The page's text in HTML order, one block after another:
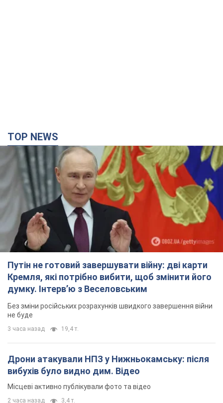
TOP NEWS
Путін не готовий завершувати війну: дві карти
Кремля, які потрібно вибити, щоб змінити його
думку. Інтерв’ю з Веселовським
Без зміни російських розрахунків швидкого завершення війни
не буде
3 часа назад 19,4 т.
Дрони атакували НПЗ у Нижньокамську: після
вибухів було видно дим. Відео
Місцеві активно публікували фото та відео
2 часа назад 3,4 т.